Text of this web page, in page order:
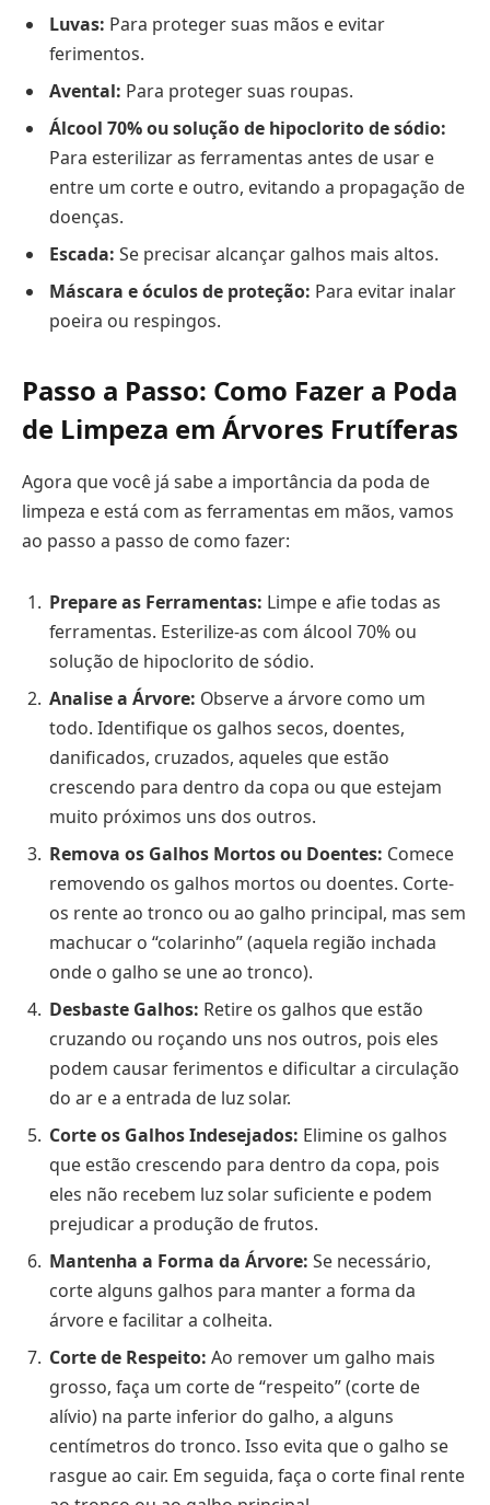
Luvas: Para proteger suas mãos e evitar
ferimentos.
Avental: Para proteger suas roupas.
Álcool 70% ou solução de hipoclorito de sódio:
Para esterilizar as ferramentas antes de usar e
entre um corte e outro, evitando a propagação de
doenças.
Escada: Se precisar alcançar galhos mais altos.
Máscara e óculos de proteção: Para evitar inalar
poeira ou respingos.
Passo a Passo: Como Fazer a Poda
de Limpeza em Árvores Frutíferas
Agora que você já sabe a importância da poda de
limpeza e está com as ferramentas em mãos, vamos
ao passo a passo de como fazer:
Prepare as Ferramentas: Limpe e afie todas as
ferramentas. Esterilize-as com álcool 70% ou
solução de hipoclorito de sódio.
Analise a Árvore: Observe a árvore como um
todo. Identifique os galhos secos, doentes,
danificados, cruzados, aqueles que estão
crescendo para dentro da copa ou que estejam
muito próximos uns dos outros.
Remova os Galhos Mortos ou Doentes: Comece
removendo os galhos mortos ou doentes. Corte-
os rente ao tronco ou ao galho principal, mas sem
machucar o “colarinho” (aquela região inchada
onde o galho se une ao tronco).
Desbaste Galhos: Retire os galhos que estão
cruzando ou roçando uns nos outros, pois eles
podem causar ferimentos e dificultar a circulação
do ar e a entrada de luz solar.
Corte os Galhos Indesejados: Elimine os galhos
que estão crescendo para dentro da copa, pois
eles não recebem luz solar suficiente e podem
prejudicar a produção de frutos.
Mantenha a Forma da Árvore: Se necessário,
corte alguns galhos para manter a forma da
árvore e facilitar a colheita.
Corte de Respeito: Ao remover um galho mais
grosso, faça um corte de “respeito” (corte de
alívio) na parte inferior do galho, a alguns
centímetros do tronco. Isso evita que o galho se
rasgue ao cair. Em seguida, faça o corte final rente